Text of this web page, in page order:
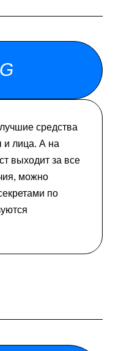
средства
и лица. А на
выходит за все
можно
по